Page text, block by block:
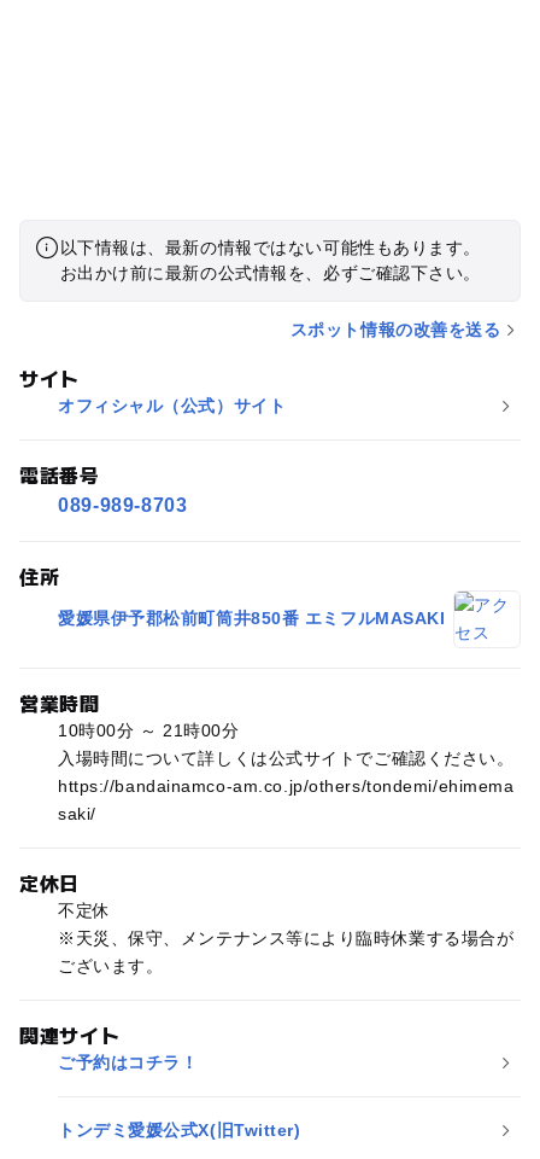
以下情報は、最新の情報ではない可能性もあります。
お出かけ前に最新の公式情報を、必ずご確認下さい。
スポット情報の改善を送る
サイト
オフィシャル（公式）サイト
電話番号
089-989-8703
住所
愛媛県伊予郡松前町筒井850番 エミフルMASAKI
営業時間
10時00分 ～ 21時00分
入場時間について詳しくは公式サイトでご確認ください。
https://bandainamco-am.co.jp/others/tondemi/ehimema
saki/
定休日
不定休
※天災、保守、メンテナンス等により臨時休業する場合が
ございます。
関連サイト
ご予約はコチラ！
トンデミ愛媛公式X(旧Twitter)